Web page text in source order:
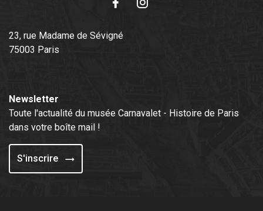
23, rue Madame de Sévigné
75003 Paris
Newsletter
Toute l'actualité du musée Carnavalet - Histoire de Paris
dans votre boîte mail !
S'inscrire